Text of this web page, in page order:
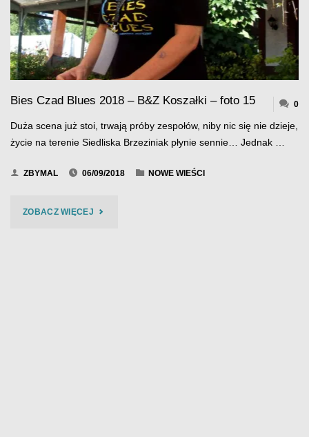
Bies Czad Blues 2018 – B&Z Koszałki – foto 15 0
Duża scena już stoi, trwają próby zespołów, niby nic się nie dzieje,
życie na terenie Siedliska Brzeziniak płynie sennie… Jednak …
ZBYMAL 06/09/2018 NOWE WIEŚCI
ZOBACZ WIĘCEJ"BIES